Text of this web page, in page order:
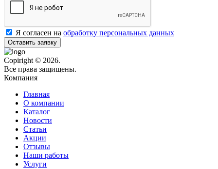
Я согласен на обработку персональных данных
Оставить заявку
Copiright © 2026.
Все права защищены.
Компания
Главная
О компании
Каталог
Новости
Статьи
Акции
Отзывы
Наши работы
Услуги